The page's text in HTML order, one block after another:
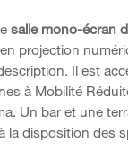
salle mono-écran
projection
Il est
à Mobilité
Un bar et une
la disposition des